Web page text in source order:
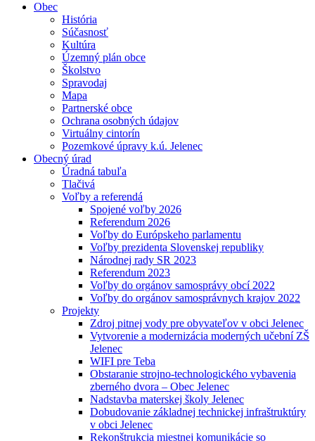
Obec
História
Súčasnosť
Kultúra
Územný plán obce
Školstvo
Spravodaj
Mapa
Partnerské obce
Ochrana osobných údajov
Virtuálny cintorín
Pozemkové úpravy k.ú. Jelenec
Obecný úrad
Úradná tabuľa
Tlačivá
Voľby a referendá
Spojené voľby 2026
Referendum 2026
Voľby do Európskeho parlamentu
Voľby prezidenta Slovenskej republiky
Národnej rady SR 2023
Referendum 2023
Voľby do orgánov samosprávy obcí 2022
Voľby do orgánov samosprávnych krajov 2022
Projekty
Zdroj pitnej vody pre obyvateľov v obci Jelenec
Vytvorenie a modernizácia moderných učební ZŠ
Jelenec
WIFI pre Teba
Obstaranie strojno-technologického vybavenia
zberného dvora – Obec Jelenec
Nadstavba materskej školy Jelenec
Dobudovanie základnej technickej infraštruktúry
v obci Jelenec
Rekonštrukcia miestnej komunikácie so